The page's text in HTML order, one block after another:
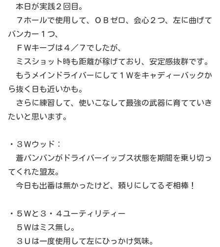
本日が実践２回目。
７ホールで使用して、ＯＢゼロ、会心２つ、左に曲げて
バンカー１つ、
ＦＷキープは４／７でしたが、
ミスショット時も距離が稼げており、安定感抜群です。
もうメインドライバーにして１Ｗをキャディーバックか
ら抜く日も近いかも。
さらに練習して、使いこなして最強の武器に育てていき
たいと思います。
・３Ｗウッド：
蒼バンバンがドライバーイップス状態を期間を乗り切っ
てくれた盟友。
今日も出番は無かったけど、頼りにしてるぞ相棒！
・５Ｗと３・４ユーティリティー
５Ｗはミス無し。
３Ｕは一度使用して左にひっかけ気味。